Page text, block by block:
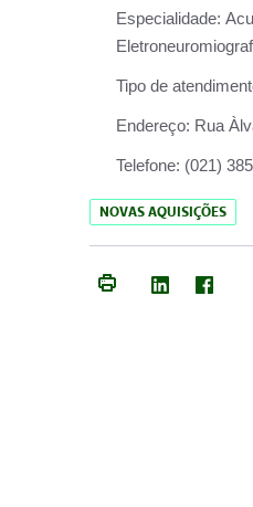
Especialidade:
Tipo de
Endereço: Rua
Telefone: (021)
NOVAS AQUISIÇÕES